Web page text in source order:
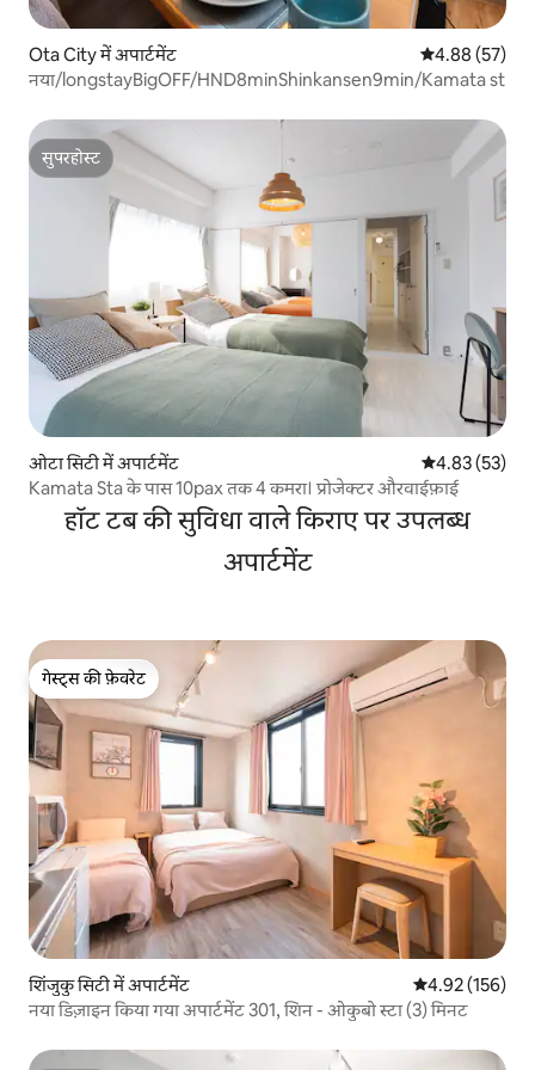
Ota City में अपार्टमेंट औसत रेटिंग 5 में
4.88 (57)
नया/longstayBigOFF/HND8minShinkansen9min/Kamata st
सुपरहोस्ट
सुपरहोस्ट
ओटा सिटी में अपार्टमेंट औसत रेटिंग 5 में
4.83 (53)
Kamata Sta के पास 10pax तक 4 कमरा। प्रोजेक्टर औरवाईफ़ाई
हॉट टब की सुविधा वाले किराए पर उपलब्ध
अपार्टमेंट
गेस्ट्स की फ़ेवरेट
गेस्ट्स की फ़ेवरेट
शिंजुकु सिटी में अपार्टमेंट औसत रेटिंग 5 में से
4.92 (156)
नया डिज़ाइन किया गया अपार्टमेंट 301, शिन - ओकुबो स्टा (3) मिनट